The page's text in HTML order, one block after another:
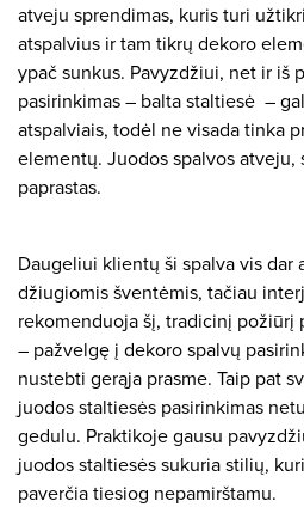
atveju sprendimas, kuris turi
atspalvius ir tam tikrų dekoro
ypač sunkus. Pavyzdžiui, net ir iš
pasirinkimas – balta staltiesė –
atspalviais, todėl ne visada tinka
elementų. Juodos spalvos atveju,
paprastas.
Daugeliui klientų ši spalva vis dar
džiugiomis šventėmis, tačiau
rekomenduoja šį, tradicinį požiūrį
– pažvelgę į dekoro spalvų
nustebti gerąja prasme. Taip pat
juodos staltiesės pasirinkimas
gedulu. Praktikoje gausu
juodos staltiesės sukuria stilių,
paverčia tiesiog nepamirštamu.